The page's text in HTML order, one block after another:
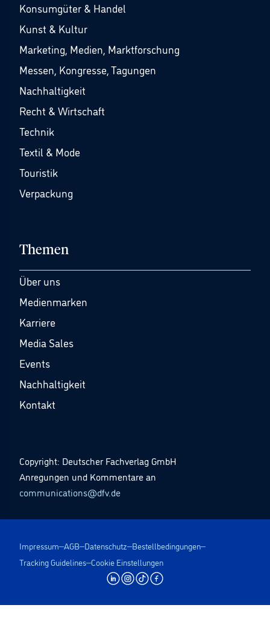
Konsumgüter & Handel
Kunst & Kultur
Marketing, Medien, Marktforschung
Messen, Kongresse, Tagungen
Nachhaltigkeit
Recht & Wirtschaft
Technik
Textil & Mode
Touristik
Verpackung
Themen
Über uns
Medienmarken
Karriere
Media Sales
Events
Nachhaltigkeit
Kontakt
Copyright: Deutscher Fachverlag GmbH
Anregungen und Kommentare an
communications@dfv.de
Impressum AGB Datenschutz Bestellbedingungen
Tracking Guidelines Cookie Einstellungen